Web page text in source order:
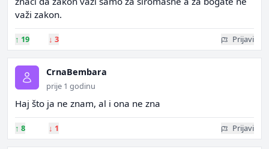
važi zakon.
↑ 19 ↓ 3 Prijavi
CrnaBembara
prije 1 godinu
Haj što ja ne znam, al i ona ne zna
↑ 8 ↓ 1 Prijavi